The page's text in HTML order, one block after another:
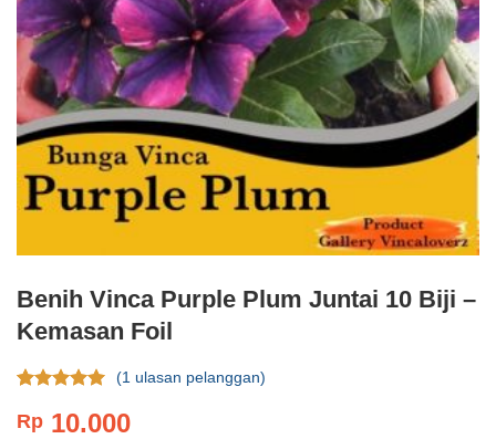
Benih Vinca Purple Plum Juntai 10 Biji –
Kemasan Foil
dari 5
(1 ulasan pelanggan)
Rp 10.000